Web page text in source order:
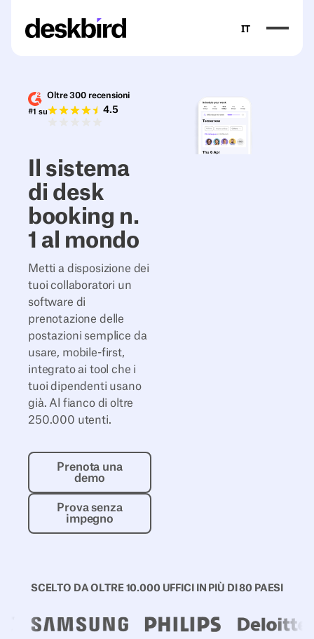
IT
#1 su
Oltre 300 recensioni
4.5
Il sistema
di desk
booking n.
1 al mondo
Metti a disposizione dei
tuoi collaboratori un
software di
prenotazione delle
postazioni semplice da
usare, mobile-first,
integrato ai tool che i
tuoi dipendenti usano
già. Al fianco di oltre
250.000 utenti.
Prenota una demo
Prenota una
demo
Prova senza impegno
Prova senza
impegno
SCELTO DA OLTRE 10.000 UFFICI IN PIÙ DI 80 PAESI